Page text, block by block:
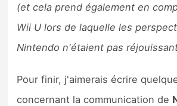
(et cela prend également en
Wii U lors de laquelle les
Nintendo n'étaient pas
Pour finir, j'aimerais écrire
concernant la communication de